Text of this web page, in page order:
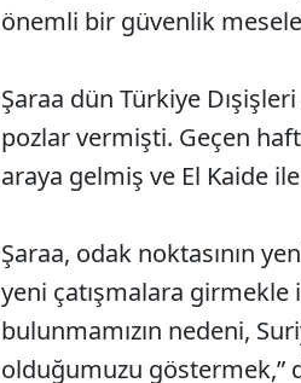
önemli bir güvenlik
Şaraa dün Türkiye
pozlar vermişti. Geçen
araya gelmiş ve El Kaide ile
Şaraa, odak noktasının
yeni çatışmalara girmekle
bulunmamızın nedeni,
olduğumuzu göstermek,”